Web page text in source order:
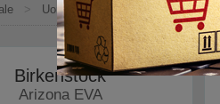
> Uomo > Ciabatte
Birkenstock
Arizona EVA